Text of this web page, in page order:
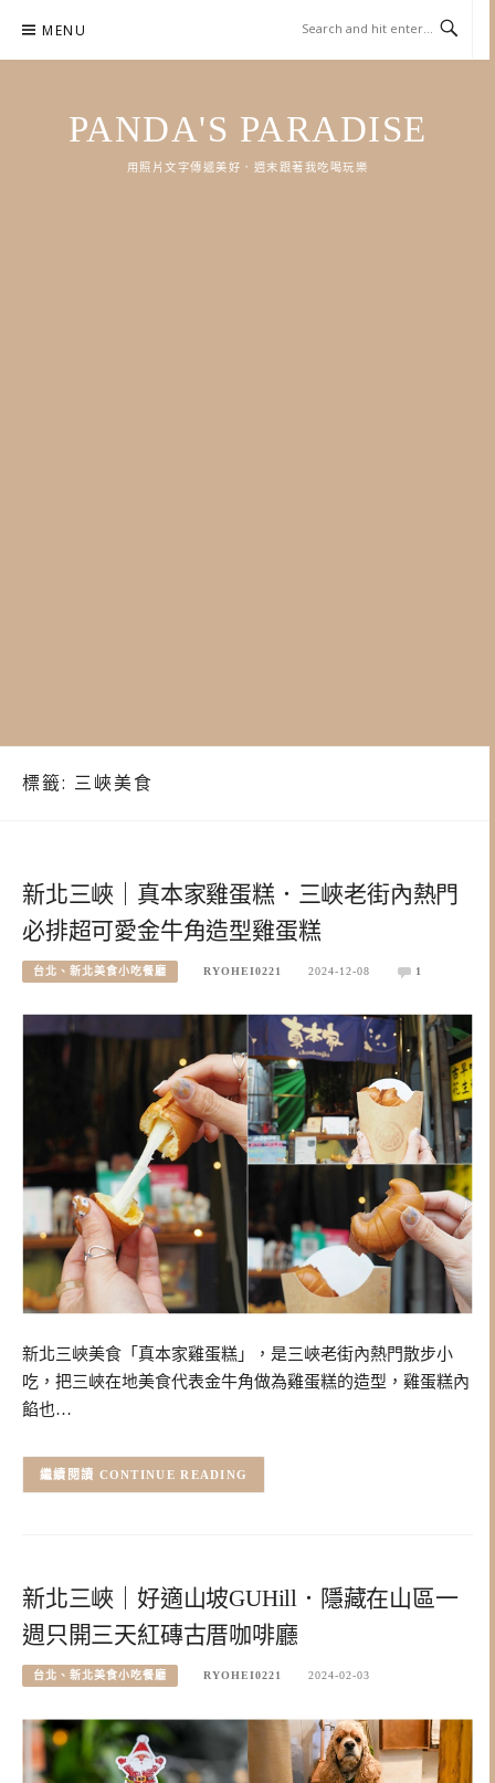
content
MENU
PANDA'S PARADISE
用照片文字傳遞美好．週末跟著我吃喝玩樂
標籤: 三峽美食
新北三峽｜真本家雞蛋糕．三峽老街內熱門
必排超可愛金牛角造型雞蛋糕
台北、新北美食小吃餐廳 RYOHEI0221 2024-12-08 1
新北三峽美食「真本家雞蛋糕」，是三峽老街內熱門散步小
吃，把三峽在地美食代表金牛角做為雞蛋糕的造型，雞蛋糕內
餡也…
CONTINUE READING
新北三峽｜好適山坡GUHill．隱藏在山區一
週只開三天紅磚古厝咖啡廳
台北、新北美食小吃餐廳 RYOHEI0221 2024-02-03